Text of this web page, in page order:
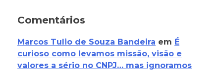
Comentários
Marcos Tulio de Souza Bandeira em É
curioso como levamos missão, visão e
valores a sério no CNPJ… mas ignoramos